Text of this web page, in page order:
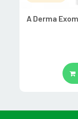
A Derma